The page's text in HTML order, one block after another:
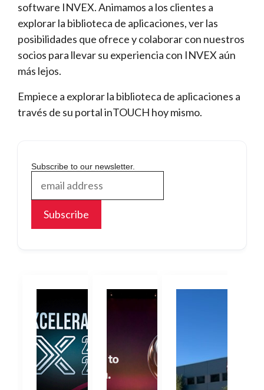
software INVEX. Animamos a los clientes a
explorar la biblioteca de aplicaciones, ver las
posibilidades que ofrece y colaborar con nuestros
socios para llevar su experiencia con INVEX aún
más lejos.
Empiece a explorar la biblioteca de aplicaciones a
través de su portal inTOUCH hoy mismo.
Subscribe to our newsletter.